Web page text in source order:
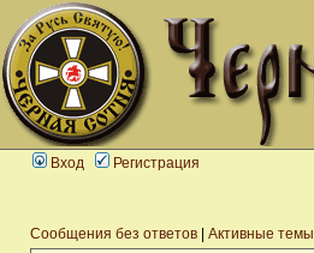
Вход Регистрация
Сообщения без ответов Активные темы